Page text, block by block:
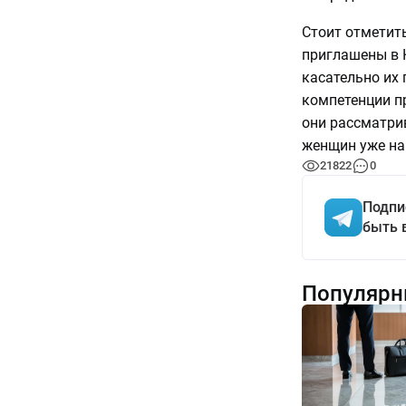
Стоит
приглашены в
касательно
компетенции
они
женщин уже
21822 0
быть